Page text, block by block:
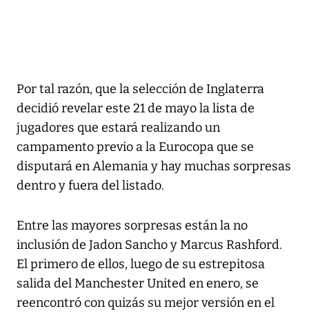
Por tal razón, que la selección de Inglaterra
decidió revelar este 21 de mayo la lista de
jugadores que estará realizando un
campamento previo a la Eurocopa que se
disputará en Alemania y hay muchas sorpresas
dentro y fuera del listado.
Entre las mayores sorpresas están la no
inclusión de Jadon Sancho y Marcus Rashford.
El primero de ellos, luego de su estrepitosa
salida del Manchester United en enero, se
reencontró con quizás su mejor versión en el